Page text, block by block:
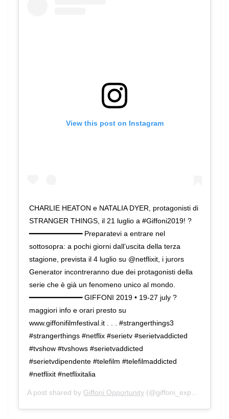
View this post on Instagram
CHARLIE HEATON e NATALIA DYER, protagonisti di
STRANGER THINGS, il 21 luglio a #Giffoni2019! ?
━━━━━━━━━━━━━ Preparatevi a entrare nel
sottosopra: a pochi giorni dall’uscita della terza
stagione, prevista il 4 luglio su @netflixit, i jurors
Generator incontreranno due dei protagonisti della
serie che è già un fenomeno unico al mondo.
━━━━━━━━━━━━━ GIFFONI 2019 • 19-27 july ?
maggiori info e orari presto su
www.giffonifilmfestival.it . . . #strangerthings3
#strangerthings #netflix #serietv #serietvaddicted
#tvshow #tvshows #serietvaddicted
#serietvdipendente #telefilm #telefilmaddicted
#netflixit #netflixitalia
A post shared by Giffoni Opportunity (@giffoni_experience) on